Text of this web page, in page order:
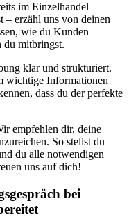
im Einzelhandel
– erzähl uns von deinen
wie du Kunden
du mitbringst.
klar und strukturiert.
wichtige Informationen
dass du der perfekte
empfehlen dir, deine
So stellst du
du alle notwendigen
uns auf dich!
bei